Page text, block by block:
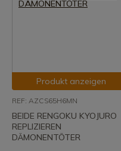
Produkt anzeigen
REF: AZCS65H6MN
BEIDE RENGOKU KYOJURO
REPLIZIEREN
DÄMONENTÖTER